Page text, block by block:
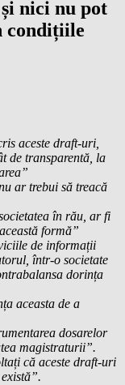
nici nu pot
condițiile
aceste draft-uri,
de transparentă, la
ar trebui să treacă
în rău, ar fi
formă”
de informații
într-o societate
dorința
aceasta de a
dosarelor
magistraturii”.
că aceste draft-uri